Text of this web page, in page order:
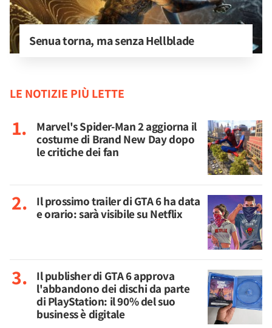
Senua torna, ma senza Hellblade
LE NOTIZIE PIÙ LETTE
Marvel's Spider-Man 2 aggiorna il
costume di Brand New Day dopo
le critiche dei fan
Il prossimo trailer di GTA 6 ha data
e orario: sarà visibile su Netflix
Il publisher di GTA 6 approva
l'abbandono dei dischi da parte
di PlayStation: il 90% del suo
business è digitale